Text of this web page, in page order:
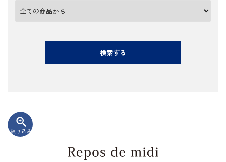
検索する
zoom_in
絞り込み